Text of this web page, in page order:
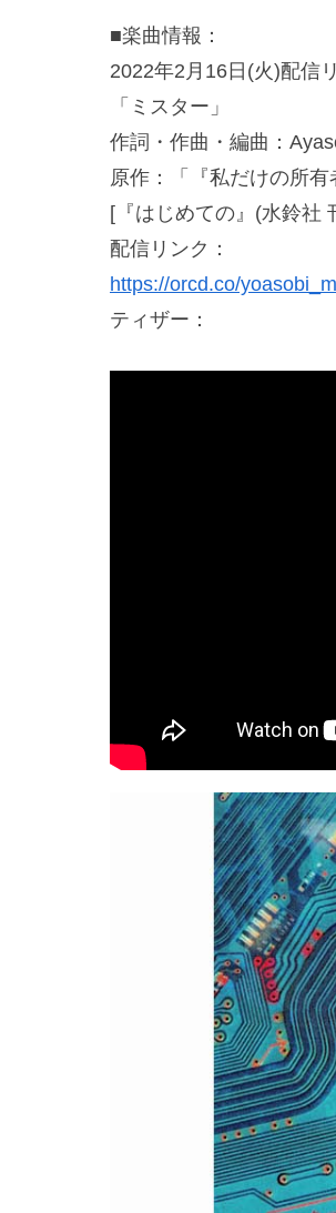
■楽曲情報：
2022年2月16日(火)配信
「ミスター」
作詞・作曲・編曲：
原作：「『私だけの所
[『はじめての』(水鈴社
配信リンク：
https://orcd.co/
ティザー：